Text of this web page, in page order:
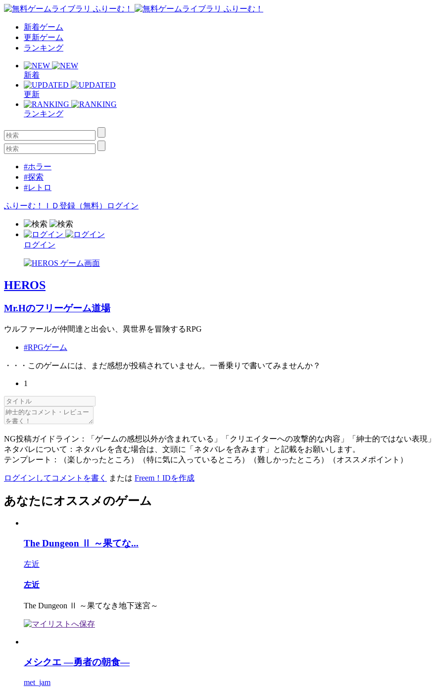
新着ゲーム
更新ゲーム
ランキング
新着
更新
ランキング
#ホラー
#探索
#レトロ
ふりーむ！ＩＤ登録（無料） ログイン
ログイン
HEROS
Mr.Hのフリーゲーム道場
ウルファールが仲間達と出会い、異世界を冒険するRPG
#RPGゲーム
・・・このゲームには、まだ感想が投稿されていません。一番乗りで書いてみませんか？
1
NG投稿ガイドライン：「ゲームの感想以外が含まれている」「クリエイターへの攻撃的な内容」「紳士的ではない表現」
ネタバレについて：ネタバレを含む場合は、文頭に「ネタバレを含みます」と記載をお願いします。
テンプレート：（楽しかったところ）（特に気に入っているところ）（難しかったところ）（オススメポイント）
ログインしてコメントを書く または Freem！IDを作成
あなたにオススメのゲーム
The Dungeon Ⅱ ～果てな...
左近
左近
The Dungeon Ⅱ ～果てなき地下迷宮～
メシクエ ―勇者の朝食―
met_jam